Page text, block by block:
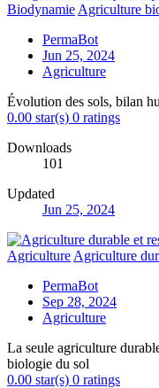
Biodynamie Agriculture
PermaBot
Jun 25, 2024
Agriculture
Évolution des sols, bilan
0.00 star(s) 0 ratings
Downloads
101
Updated
Jun 25, 2024
Agriculture Agriculture
PermaBot
Sep 28, 2024
Agriculture
La seule agriculture
biologie du sol
0.00 star(s) 0 ratings